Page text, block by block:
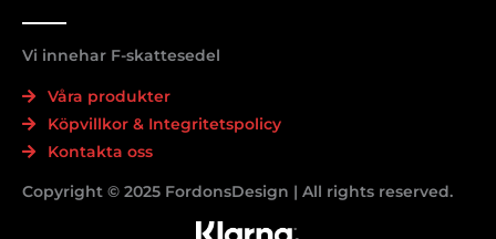
Vi innehar F-skattesedel
Våra produkter
Köpvillkor & Integritetspolicy
Kontakta oss
Copyright © 2025 FordonsDesign | All rights reserved.